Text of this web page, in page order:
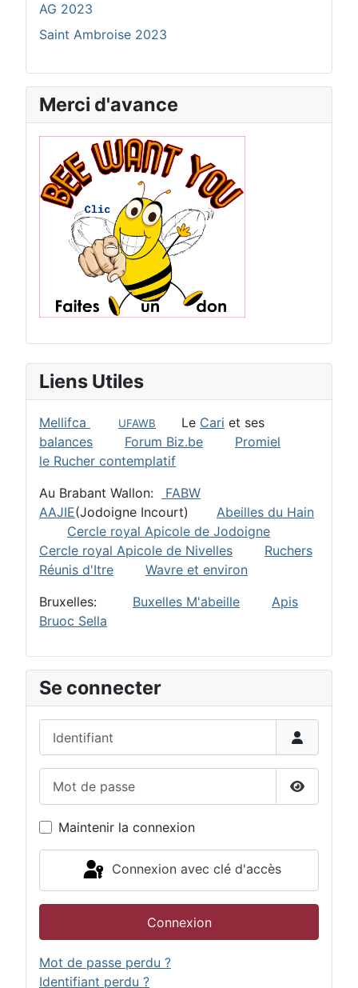
AG 2023
Saint Ambroise 2023
Merci d'avance
Liens Utiles
Mellifca UFAWB Le Cari et ses
balances
Forum Biz.be
Promiel
le Rucher contemplatif
Au Brabant Wallon:
FABW
AAJIE(Jodoigne Incourt) Abeilles du Hain
Cercle royal Apicole de Jodoigne
Cercle royal Apicole de Nivelles
Ruchers
Réunis d'Itre
Wavre et environ
Bruxelles: Buxelles M'abeille
Apis
Bruoc Sella
Se connecter
Afficher
Maintenir la connexion
Connexion avec clé d'accès
Connexion
Mot de passe perdu ?
Identifiant perdu ?